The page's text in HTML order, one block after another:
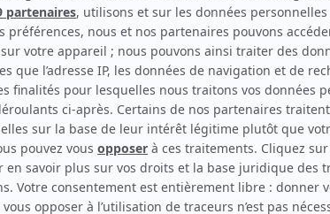
Je cherche une location
Appartement Maison